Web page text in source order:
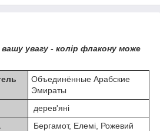
увагу - колір флакону може
Объединённые Арабские
Эмираты
дерев'яні
Бергамот, Елемі, Рожевий